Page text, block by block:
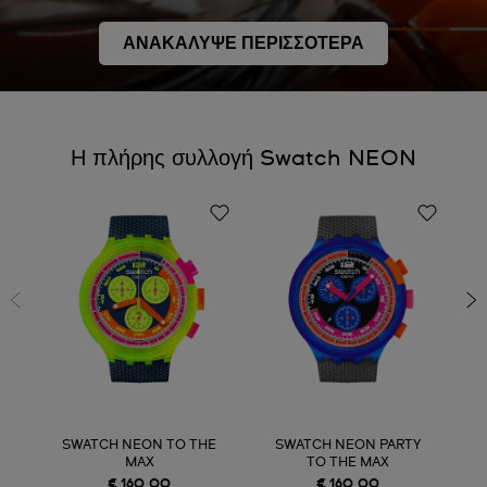
ΑΝΑΚΑΛΥΨΕ ΠΕΡΙΣΣΟΤΕΡΑ
Η πλήρης συλλογή Swatch NEON
SWATCH NEON TO THE
MAX
SWATCH NEON PARTY
TO THE MAX